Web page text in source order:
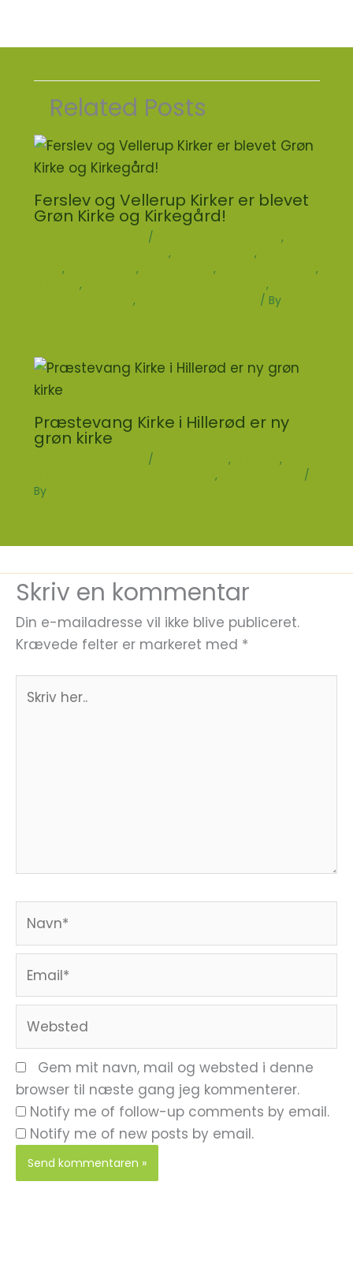
Related Posts
Ferslev og Vellerup Kirker er blevet
Grøn Kirke og Kirkegård!
/
,
, ,
, , ,
,
, ,
, / By
Præstevang Kirke i Hillerød er ny
grøn kirke
/ ,
,
,
/
By
Skriv en kommentar
Din e-mailadresse vil ikke blive publiceret.
Krævede felter er markeret med *
her..
Gem mit navn, mail og websted i denne
browser til næste gang jeg kommenterer.
Notify me of follow-up comments by email.
Notify me of new posts by email.